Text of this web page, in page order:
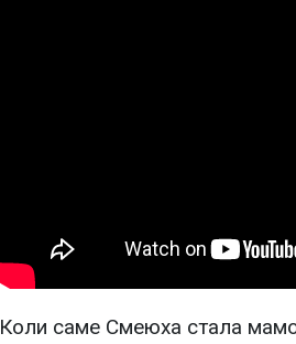
Коли саме Смеюха стала